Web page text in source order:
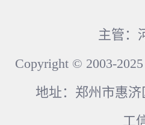
主管：
Copyright © 2003-
地址：郑州市惠济
工